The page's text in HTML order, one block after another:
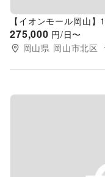
【イオンモール岡山
275,000 円/日〜
岡山県 岡山市北区